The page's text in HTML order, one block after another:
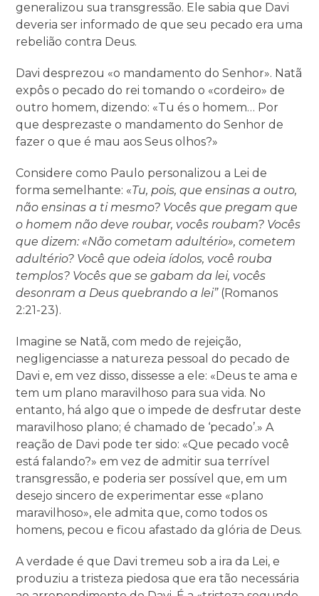
generalizou sua transgressão. Ele sabia que Davi
deveria ser informado de que seu pecado era uma
rebelião contra Deus.
Davi desprezou «o mandamento do Senhor». Natã
expôs o pecado do rei tomando o «cordeiro» de
outro homem, dizendo: «Tu és o homem… Por
que desprezaste o mandamento do Senhor de
fazer o que é mau aos Seus olhos?»
Considere como Paulo personalizou a Lei de
forma semelhante: «Tu, pois, que ensinas a outro,
não ensinas a ti mesmo? Vocês que pregam que
o homem não deve roubar, vocês roubam? Vocês
que dizem: «Não cometam adultério», cometem
adultério? Você que odeia ídolos, você rouba
templos? Vocês que se gabam da lei, vocês
desonram a Deus quebrando a lei” (Romanos
2:21-23).
Imagine se Natã, com medo de rejeição,
negligenciasse a natureza pessoal do pecado de
Davi e, em vez disso, dissesse a ele: «Deus te ama e
tem um plano maravilhoso para sua vida. No
entanto, há algo que o impede de desfrutar deste
maravilhoso plano; é chamado de ‘pecado’.» A
reação de Davi pode ter sido: «Que pecado você
está falando?» em vez de admitir sua terrível
transgressão, e poderia ser possível que, em um
desejo sincero de experimentar esse «plano
maravilhoso», ele admita que, como todos os
homens, pecou e ficou afastado da glória de Deus.
A verdade é que Davi tremeu sob a ira da Lei, e
produziu a tristeza piedosa que era tão necessária